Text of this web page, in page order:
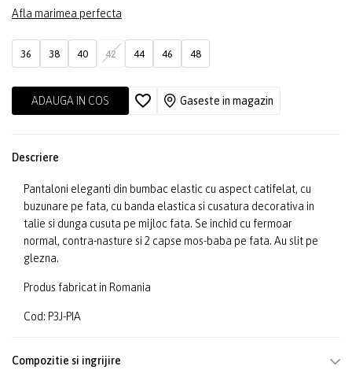
Afla marimea perfecta
36 38 40 42 44 46 48
ADAUGA IN COS Gaseste in magazin
Descriere
Pantaloni eleganti din bumbac elastic cu aspect catifelat, cu
buzunare pe fata, cu banda elastica si cusatura decorativa in
talie si dunga cusuta pe mijloc fata. Se inchid cu fermoar
normal, contra-nasture si 2 capse mos-baba pe fata. Au slit pe
glezna.
Produs fabricat in Romania
Cod: P3J-PIA
Compozitie si ingrijire